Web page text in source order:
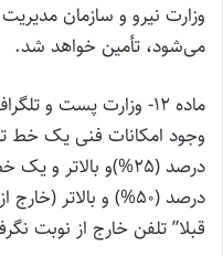
وزارت نیرو و سازمان
می‌شود، تأمین خواهد شد.
ماده 12- وزارت پست
وجود امکانات فنی یک خط
درصد (25%)‌و بالاتر
درصد (50%) و بالاتر
قبلا” تلفن خارج از نوبت